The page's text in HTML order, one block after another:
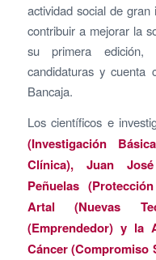
actividad social de
contribuir a mejorar la
su primera
candidaturas y cuenta
Bancaja.
Los científicos e
(Investigación
Clínica), Juan
Peñuelas
Artal (Nuevas
(Emprendedor) y la
Cáncer (Compromiso